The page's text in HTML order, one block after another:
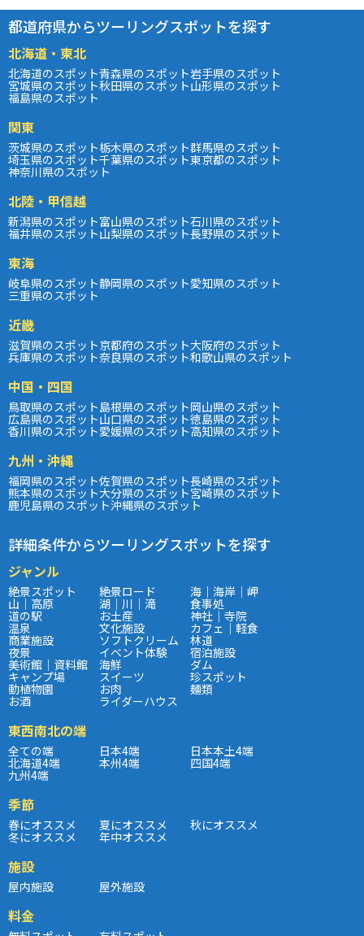
都道府県からツーリングスポットを探す
北海道・東北
北海道のスポット青森県のスポット岩手県のスポット
宮城県のスポット秋田県のスポット山形県のスポット
福島県のスポット
関東
茨城県のスポット栃木県のスポット群馬県のスポット
埼玉県のスポット千葉県のスポット東京都のスポット
神奈川県のスポット
北陸・甲信越
新潟県のスポット富山県のスポット石川県のスポット
福井県のスポット山梨県のスポット長野県のスポット
東海
岐阜県のスポット静岡県のスポット愛知県のスポット
三重県のスポット
近畿
滋賀県のスポット京都府のスポット大阪府のスポット
兵庫県のスポット奈良県のスポット和歌山県のスポット
中国・四国
鳥取県のスポット島根県のスポット岡山県のスポット
広島県のスポット山口県のスポット徳島県のスポット
香川県のスポット愛媛県のスポット高知県のスポット
九州・沖縄
福岡県のスポット佐賀県のスポット長崎県のスポット
熊本県のスポット大分県のスポット宮崎県のスポット
鹿児島県のスポット沖縄県のスポット
詳細条件からツーリングスポットを探す
ジャンル
絶景スポット 絶景ロード 海｜海岸｜岬
山｜高原 湖｜川｜滝 食事処
道の駅 お土産 神社｜寺院
温泉 文化施設 カフェ｜軽食
商業施設 ソフトクリーム 林道
夜景 イベント体験 宿泊施設
美術館｜資料館 海鮮 ダム
キャンプ場 スイーツ 珍スポット
動植物園 お肉 麺類
お酒 ライダーハウス
東西南北の端
全ての端 日本4端 日本本土4端
北海道4端 本州4端 四国4端
九州4端
季節
春にオススメ 夏にオススメ 秋にオススメ
冬にオススメ 年中オススメ
施設
屋内施設 屋外施設
料金